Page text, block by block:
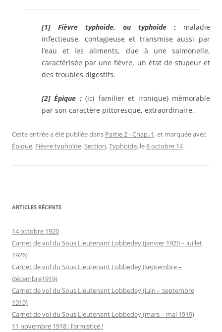
[1] Fièvre typhoïde, ou typhoïde : maladie
infectieuse, contagieuse et transmise aussi par
l’eau et les aliments, due à une salmonelle,
caractérisée par une fièvre, un état de stupeur et
des troubles digestifs.
[2]Épique :(ici familieret ironique) mémorable
par son caractère pittoresque, extraordinaire.
Cette entrée a été publiée dans Partie 2 - Chap. 1, et marquée avec
Épique, Fièvre typhoïde,Section,Typhoïde, le8 octobre 14 .
ARTICLES RÉCENTS
14 octobre 1920
Carnet de vol du Sous Lieutenant Lobbedey (janvier 1920 – juillet
1926)
Carnet de vol du Sous Lieutenant Lobbedey (septembre –
décembre1919)
Carnet de vol du Sous Lieutenant Lobbedey (juin – septembre
1919)
Carnet de vol du Sous Lieutenant Lobbedey (mars – mai 1919)
11 novembre 1918 : l’armistice !